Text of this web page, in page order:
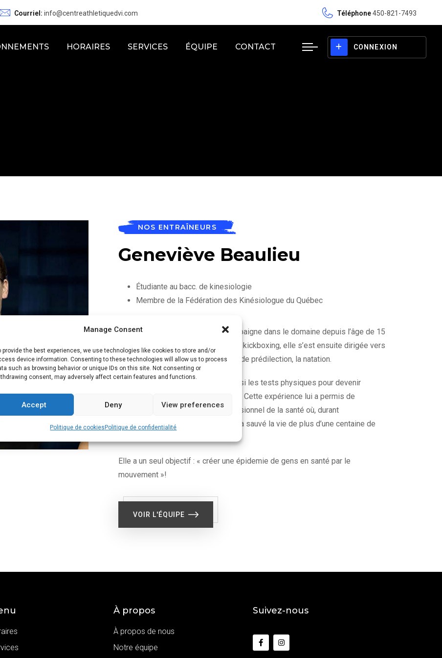
Manage Consent
provide the best experiences, we use technologies like cookies to store and/or
device information. Consenting to these technologies will allow us to process
such as browsing behavior or unique IDs on this site. Not consenting or
consent, may adversely affect certain features and functions.
Accept Deny View preferences
Politique de cookies Politique de confidentialité
Courriel: info@centreathletiquedvi.com Téléphone450-821-7493
HORAIRES SERVICES ÉQUIPE CONTACT CONNEXION
NOS ENTRAÎNEURS
Geneviève Beaulieu
Étudiante au bacc. de kinesiologie
Membre de la Fédération des Kinésiologue du Québec
Le sport, sa passion première, elle baigne dans le domaine depuis l’âge de 15
ans. Commençant par le tae-bo et le kickboxing, elle s’est ensuite dirigée vers
le domaine aquatique. Sa discipline de prédilection, la natation.
Son plus grand défi à vie, avoir réussi les tests physiques pour devenir
sauveteur océanique aux États-Unis. Cette expérience lui a permis de
s’accomplir en tant que futur professionnel de la santé où, durant
ces cinq années consecutives, elle a sauvé la vie de plus d’une centaine de
Elle a un seul objectif : « créer une épidemie de gens en santé par le
mouvement »!
VOIR L'ÉQUIPE
À propos
À propos de nous
Notre équipe
Suivez-nous